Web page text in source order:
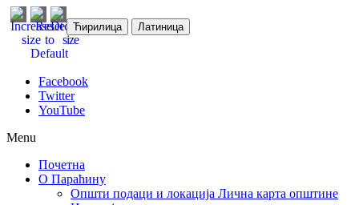
Ћирилица Латиница
Facebook
Twitter
YouTube
Menu
Почетна
О Параћину
Општи подаци и локација Лична карта општине